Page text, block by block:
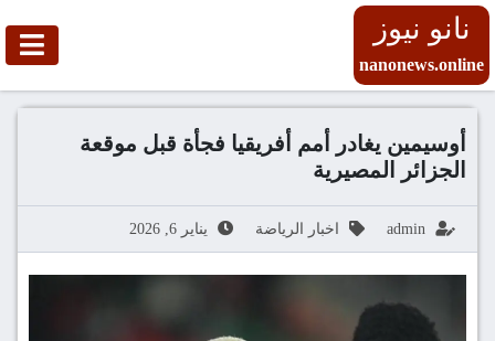
نانو نيوز
nanonews.online
أوسيمين يغادر أمم أفريقيا فجأة قبل موقعة
الجزائر المصيرية
admin اخبار الرياضة يناير 6, 2026